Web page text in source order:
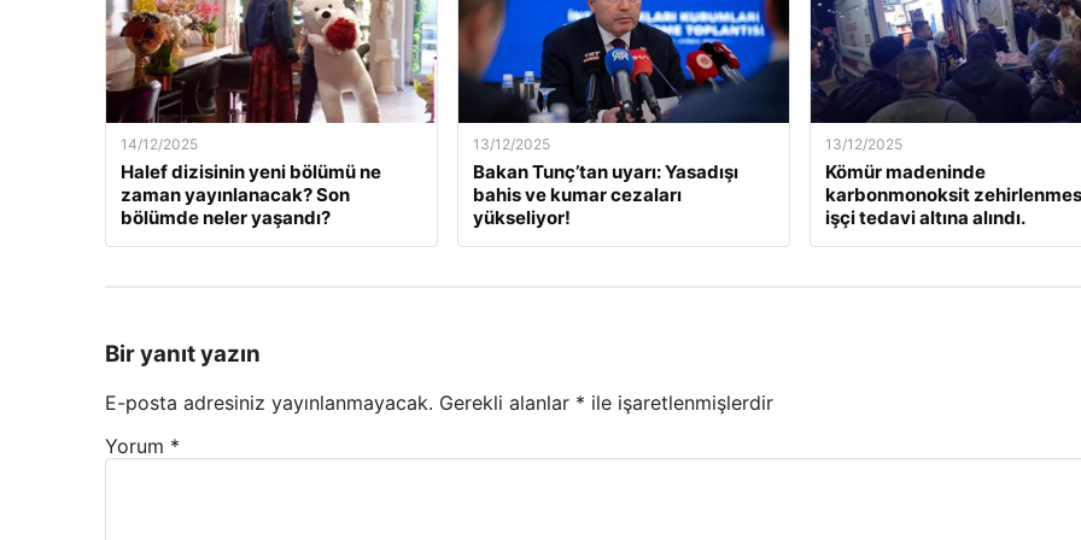
14/12/2025
Halef dizisinin yeni bölümü ne
zaman yayınlanacak? Son
bölümde neler yaşandı?
13/12/2025
Bakan Tunç’tan uyarı: Yasadışı
bahis ve kumar cezaları
yükseliyor!
13/12/2025
Kömür madeninde
karbonmonoksit
işçi tedavi altına alındı.
Bir yanıt yazın
E-posta adresiniz yayınlanmayacak. Gerekli alanlar * ile işaretlenmişlerdir
Yorum *